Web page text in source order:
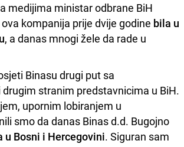
medijima ministar odbrane BiH
kompanija prije dvije godine bila u
, a danas mnogi žele da rade u
Binasu drugi put sa
stranim predstavnicima u BiH.
upornim lobiranjem u
smo da danas Binas d.d. Bugojno
u Bosni i Hercegovini. Siguran sam